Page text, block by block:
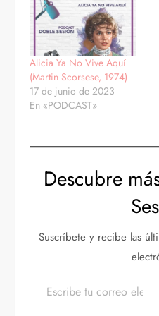
Alicia Ya No Vive Aquí
(Martin Scorsese, 1974)
17 de junio de 2023
En «PODCAST»
Descubre
Suscríbete y recibe las